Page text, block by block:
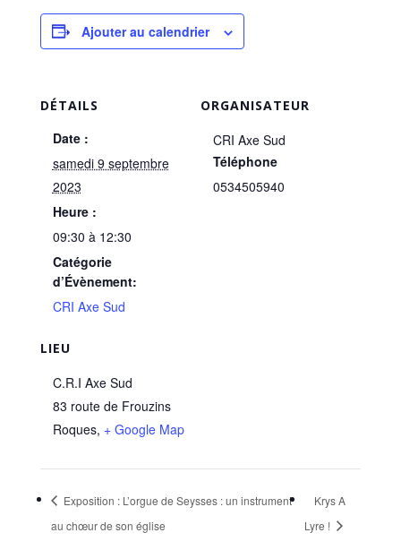
Ajouter au calendrier
DÉTAILS
Date :
samedi 9 septembre
2023
Heure :
09:30 à 12:30
Catégorie
d’Évènement:
CRI Axe Sud
LIEU
C.R.I Axe Sud
83 route de Frouzins
Roques, + Google Map
ORGANISATEUR
CRI Axe Sud
Téléphone
0534505940
Exposition : L’orgue de Seysses : un instrument
au chœur de son église
Krys A
Lyre !